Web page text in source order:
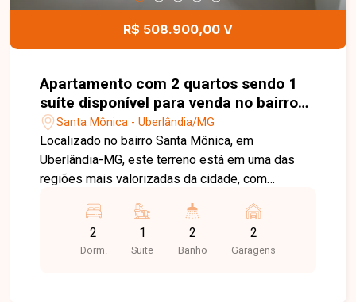
R$ 508.900,00 V
Apartamento com 2 quartos sendo 1
suíte disponível para venda no bairro
Santa Mônica em Uberlândia-MG
Santa Mônica - Uberlândia/MG
Localizado no bairro Santa Mônica, em
Uberlândia-MG, este terreno está em uma das
regiões mais valorizadas da cidade, com
principais avenidas. A localização oferece
proximidade com supermercados, escolas,
universidades, farmácias, restaurantes e
2
Dorm.
1
Suite
2
Banho
2
Garagens